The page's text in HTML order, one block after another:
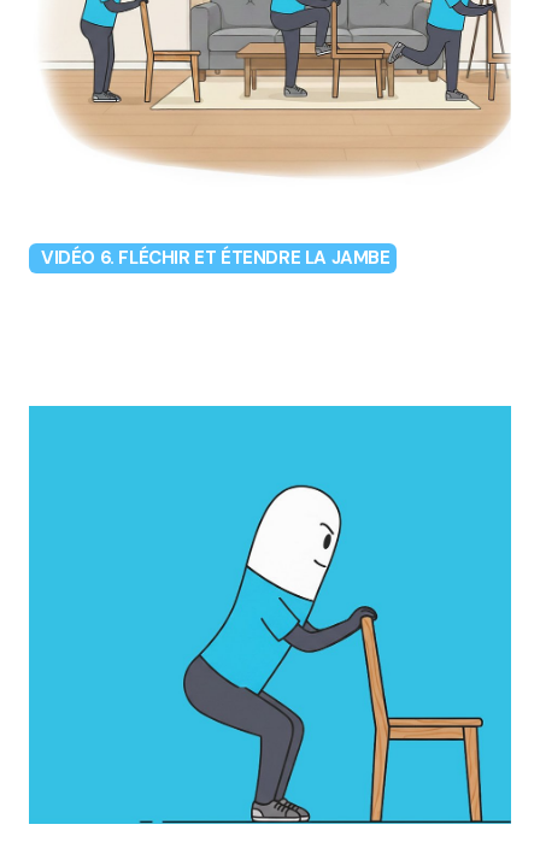
VIDÉO 6. FLÉCHIR ET ÉTENDRE LA JAMBE